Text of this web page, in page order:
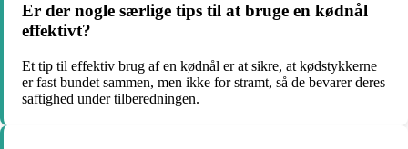
Er der nogle særlige tips til at bruge en kødnål
effektivt?
Et tip til effektiv brug af en kødnål er at sikre, at kødstykkerne
er fast bundet sammen, men ikke for stramt, så de bevarer deres
saftighed under tilberedningen.